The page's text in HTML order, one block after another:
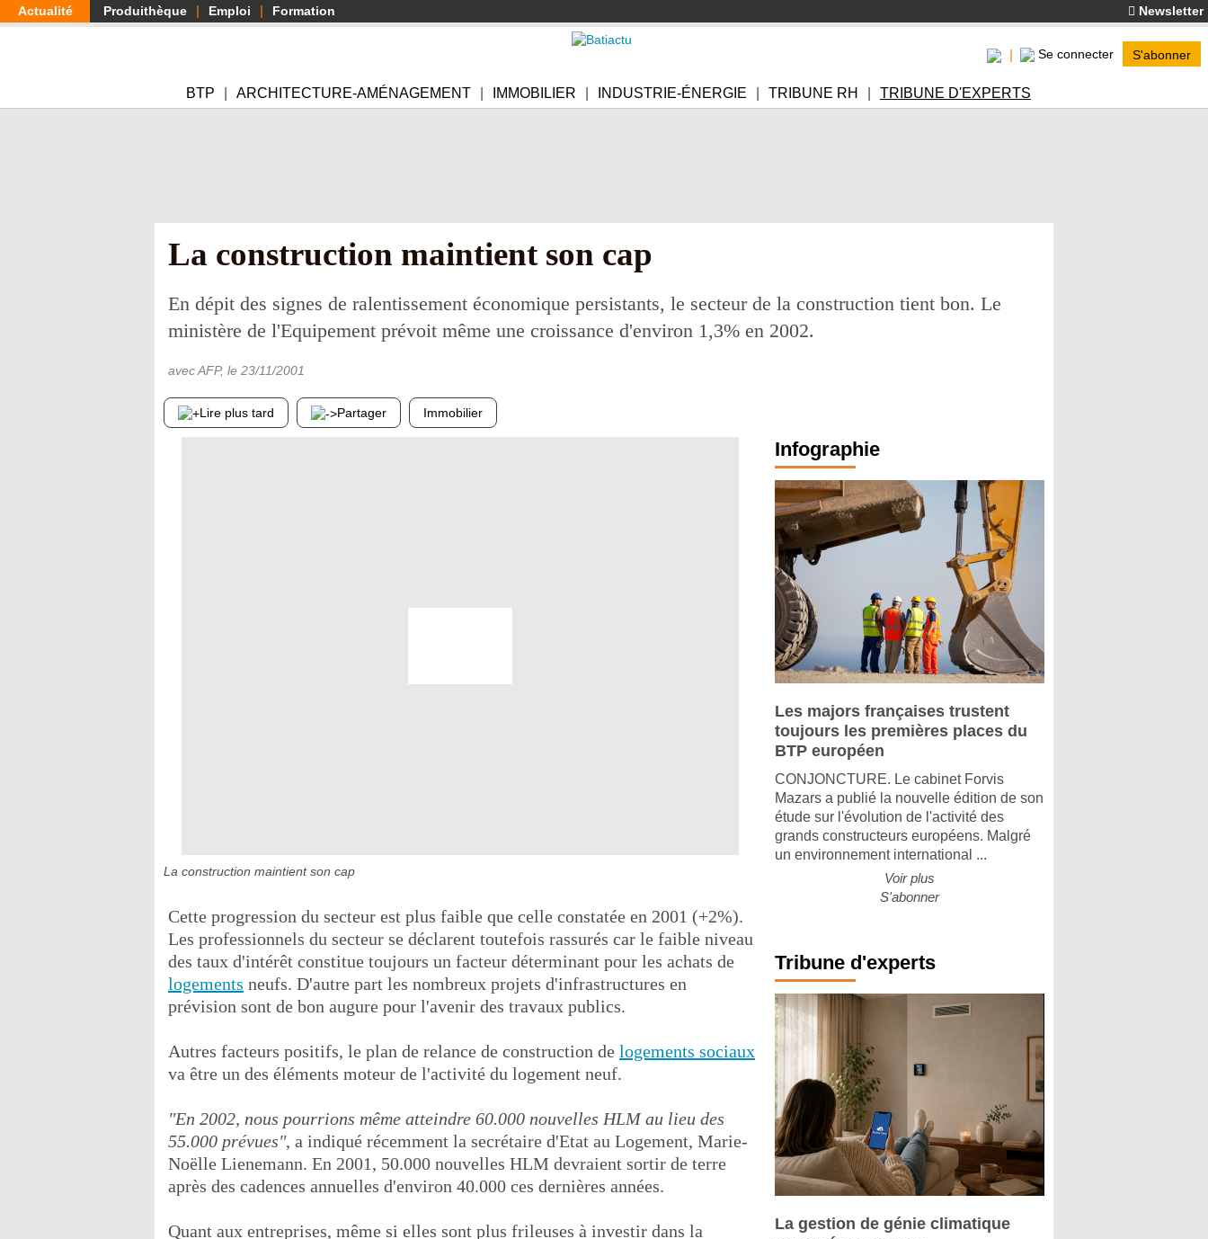
Aller
au
Actualité Produithèque Emploi Formation Newsletter
Se connecter S'abonner
BTP ARCHITECTURE-AMÉNAGEMENT IMMOBILIER INDUSTRIE-ÉNERGIE TRIBUNE RH TRIBUNE D'EXPERTS
La construction maintient son cap
En dépit des signes de ralentissement économique persistants, le secteur de la construction tient bon. Le
ministère de l'Equipement prévoit même une croissance d'environ 1,3% en 2002.
avec AFP, le 23/11/2001
Lire plus tard Partager Immobilier
La construction maintient son cap
Cette progression du secteur est plus faible que celle constatée en 2001 (+2%).
Les professionnels du secteur se déclarent toutefois rassurés car le faible niveau
des taux d'intérêt constitue toujours un facteur déterminant pour les achats de
logements neufs. D'autre part les nombreux projets d'infrastructures en
prévision sont de bon augure pour l'avenir des travaux publics.
Autres facteurs positifs, le plan de relance de construction de logements sociaux
va être un des éléments moteur de l'activité du logement neuf.
"En 2002, nous pourrions même atteindre 60.000 nouvelles HLM au lieu des
55.000 prévues", a indiqué récemment la secrétaire d'Etat au Logement, Marie-
Noëlle Lienemann. En 2001, 50.000 nouvelles HLM devraient sortir de terre
après des cadences annuelles d'environ 40.000 ces dernières années.
Quant aux entreprises, même si elles sont plus frileuses à investir dans la
Infographie
Les majors françaises trustent
toujours les premières places du
BTP européen
CONJONCTURE. Le cabinet Forvis
Mazars a publié la nouvelle édition de son
étude sur l'évolution de l'activité des
grands constructeurs européens. Malgré
un environnement international ...
Voir plus
S'abonner
Tribune d'experts
La gestion de génie climatique